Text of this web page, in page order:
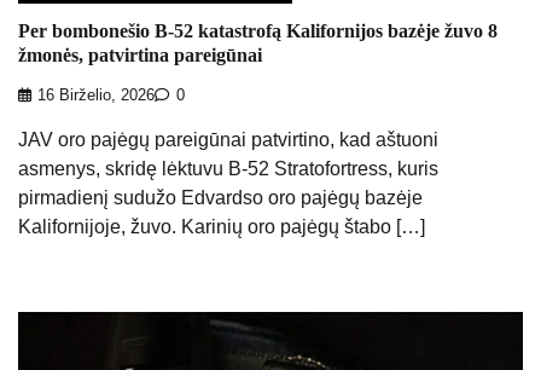
Per bombonešio B-52 katastrofą Kalifornijos bazėje žuvo 8
žmonės, patvirtina pareigūnai
16 Birželio, 2026 0
JAV oro pajėgų pareigūnai patvirtino, kad aštuoni
asmenys, skridę lėktuvu B-52 Stratofortress, kuris
pirmadienį sudužo Edvardso oro pajėgų bazėje
Kalifornijoje, žuvo. Karinių oro pajėgų štabo […]